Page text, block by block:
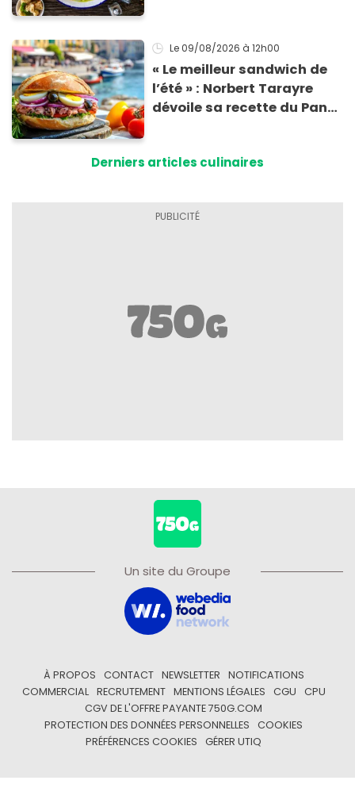
Le 09/08/2026 à 12h00
« Le meilleur sandwich de
l’été » : Norbert Tarayre
dévoile sa recette du Pan
Derniers articles culinaires
Un site du Groupe
À PROPOS CONTACT NEWSLETTER
NOTIFICATIONS
COMMERCIAL
RECRUTEMENT MENTIONS LÉGALES CGU
CPU
CGV DE L'OFFRE PAYANTE 750G.COM
PROTECTION DES DONNÉES PERSONNELLES
COOKIES
PRÉFÉRENCES COOKIES
GÉRER UTIQ